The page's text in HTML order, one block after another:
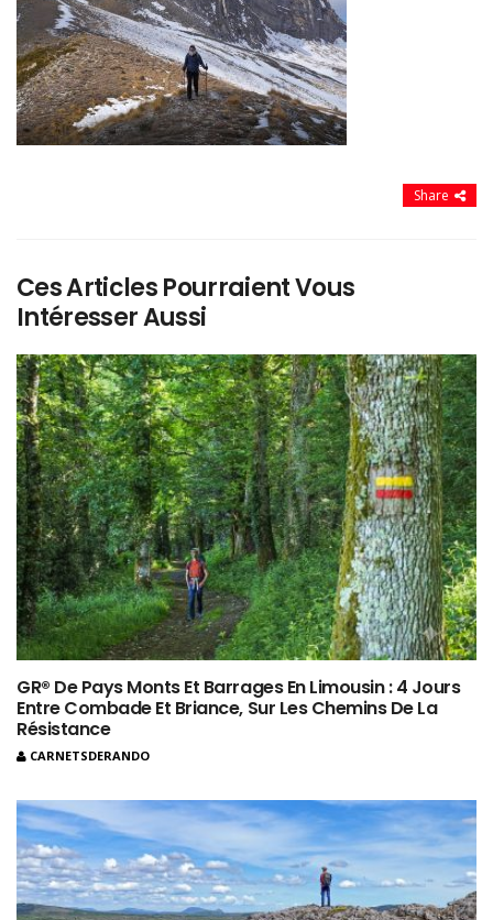
Share
Ces Articles Pourraient Vous
Intéresser Aussi
GR® De Pays Monts Et Barrages En Limousin : 4 Jours
Entre Combade Et Briance, Sur Les Chemins De La
Résistance
CARNETSDERANDO